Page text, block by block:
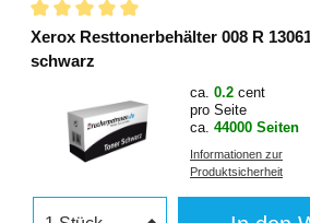
Xerox Resttonerbehälter 008 R
schwarz
ca. 0.2 cent
pro Seite
ca. 44000 Seiten
Informationen zur
Produktsicherheit